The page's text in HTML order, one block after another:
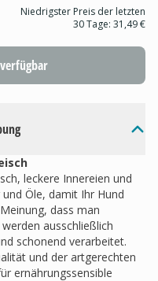
leckere Innereien und
Öle, damit Ihr Hund
dass man
ausschließlich
schonend verarbeitet.
und der artgerechten
ernährungssensible
Niedrigster Preis der letzten
30 Tage: 31,49 €